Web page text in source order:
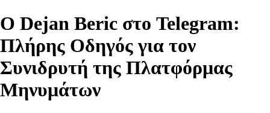
Ο Dejan Beric στο Telegram:
Πλήρης Οδηγός για τον
Συνιδρυτή της Πλατφόρμας
Μηνυμάτων